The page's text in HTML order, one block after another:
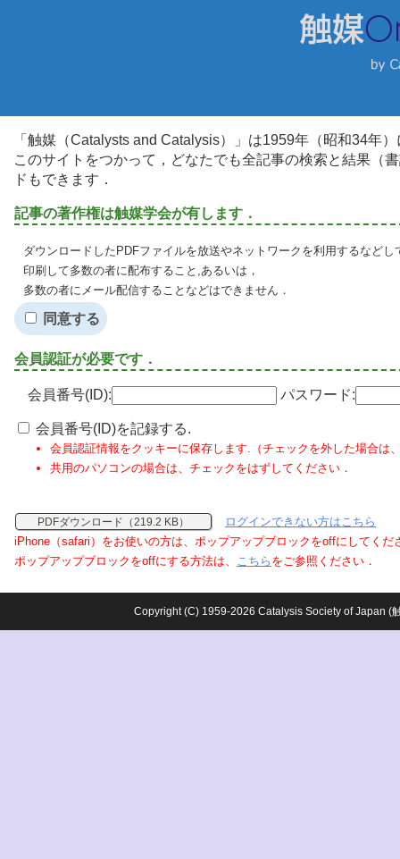
「触媒（Catalysts and Catalysis）」は1959年（昭和34年
このサイトをつかって，どなたでも全記事の検索と結果（
ドもできます．
記事の著作権は触媒学会が有します．
ダウンロードしたPDFファイルを放送やネットワークを利用するなど
印刷して多数の者に配布すること,あるいは，
多数の者にメール配信することなどはできません．
同意する
会員認証が必要です．
会員番号(ID): パスワード:
会員番号(ID)を記録する.
会員認証情報をクッキーに保存します.（チェックを外した場合は
共用のパソコンの場合は、チェックをはずしてください．
PDFダウンロード（219.2 KB）
ログインできない方はこちら
iPhone（safari）をお使いの方は、ポップアップブロックをoffにしてくだ
ポップアップブロックをoffにする方法は、 こちら をご参照ください．
Copyright (C) 1959-2026 Catalysis Society of Japan (